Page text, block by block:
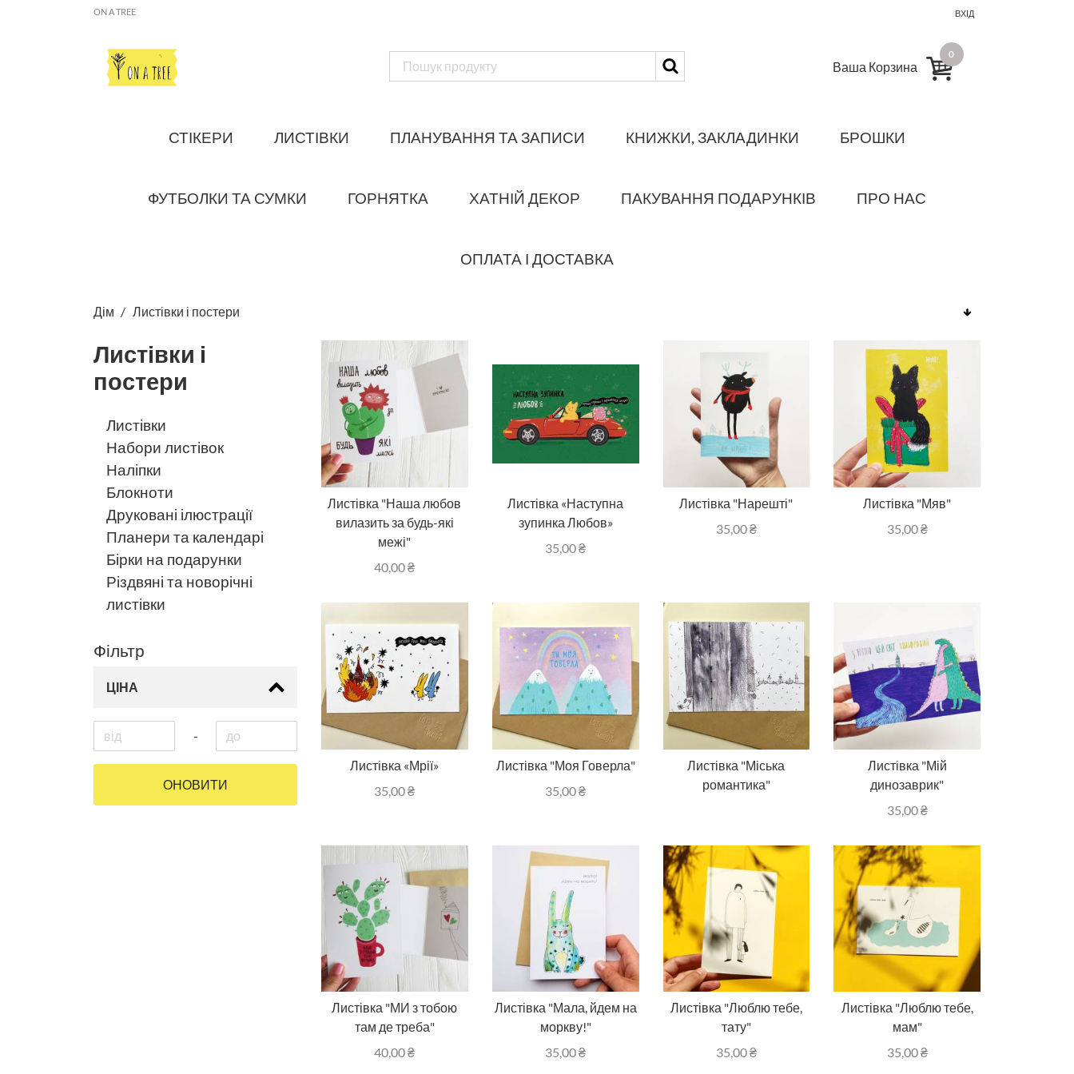
ON A TREE ВХІД
Ваша Корзина
0
СТІКЕРИ ЛИСТІВКИ ПЛАНУВАННЯ ТА ЗАПИСИ КНИЖКИ, ЗАКЛАДИНКИ БРОШКИ
ФУТБОЛКИ ТА СУМКИ ГОРНЯТКА ХАТНІЙ ДЕКОР ПАКУВАННЯ ПОДАРУНКІВ ПРО НАС
ОПЛАТА І ДОСТАВКА
Дім Листівки і постери
Листівки і
постери
Листівки
Набори листівок
Наліпки
Блокноти
Друковані ілюстрації
Планери та календарі
Бірки на подарунки
Різдвяні та новорічні
листівки
Фільтр
ЦІНА
-
ОНОВИТИ
Листівка "Наша любов
вилазить за будь-які
межі"
40,00₴
Листівка «Наступна
зупинка Любов»
35,00₴
Листівка "Нарешті"
35,00₴
Листівка "Мяв"
35,00₴
Листівка «Мрії»
35,00₴
Листівка "Моя Говерла"
35,00₴
Листівка "Міська
романтика"
Листівка "Мій
динозаврик"
35,00₴
Листівка "МИ з тобою
там де треба"
40,00₴
Листівка "Мала, йдем на
моркву!"
35,00₴
Листівка "Люблю тебе,
тату"
35,00₴
Листівка "Люблю тебе,
мам"
35,00₴